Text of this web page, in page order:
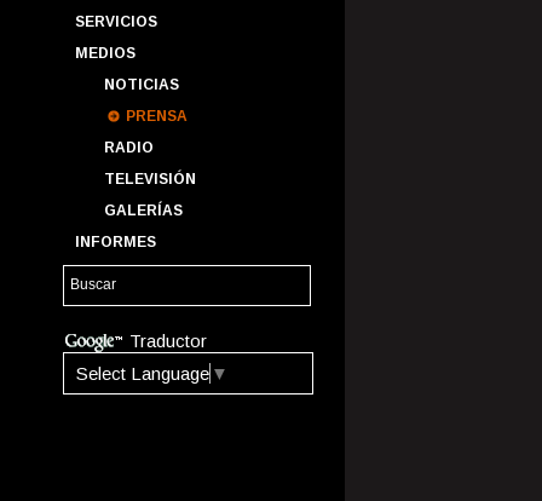
SERVICIOS
MEDIOS
NOTICIAS
PRENSA
RADIO
TELEVISIÓN
GALERÍAS
INFORMES
Traductor
Select Language ▼